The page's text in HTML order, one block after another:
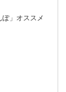
」オススメ